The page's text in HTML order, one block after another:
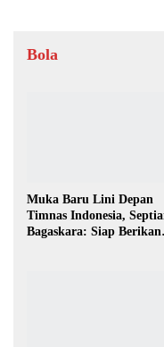
Bola
Muka Baru Lini Depan
Timnas Indonesia,
Bagaskara: Siap Berikan